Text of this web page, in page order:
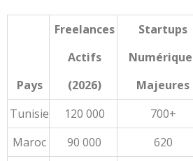
Pays
Freelances
Actifs
(2026)
Startups
Majeures
Tunisie
120 000 700+
Maroc
90 000 620